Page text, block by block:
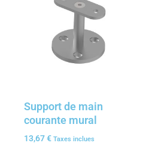
Support de main
courante mural
13,67€ Taxes inclues